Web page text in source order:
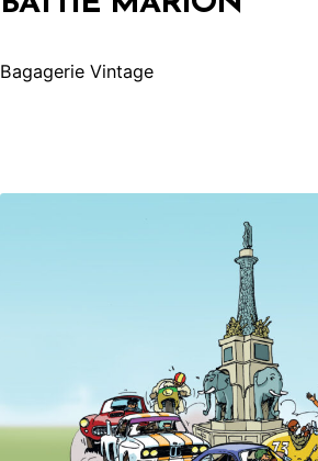
Bagagerie Vintage